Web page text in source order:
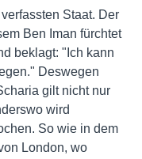
Staat. Der
Ben Iman fürchtet
beklagt: "Ich kann
Deswegen
gilt nicht nur
wird
So wie in dem
London, wo